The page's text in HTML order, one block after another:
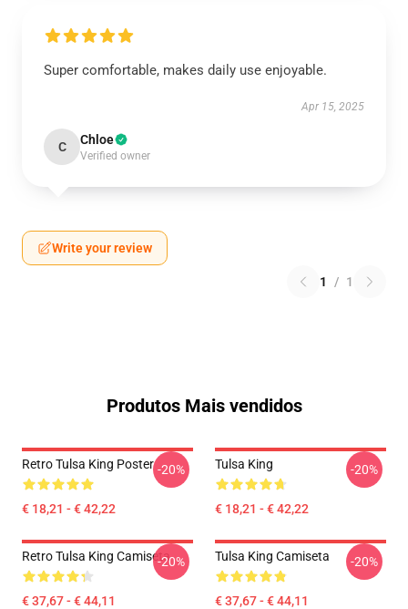
Super comfortable, makes daily use enjoyable.
Apr 15, 2025
C Chloe
Verified owner
Write your review
1 / 1
Produtos Mais vendidos
Retro Tulsa King Poster
€ 18,21 - € 42,22
-20% Tulsa King
€ 18,21 - € 42,22
-20%
Retro Tulsa King Camiseta
€ 37,67 - € 44,11
-20% Tulsa King Camiseta
€ 37,67 - € 44,11
-20%